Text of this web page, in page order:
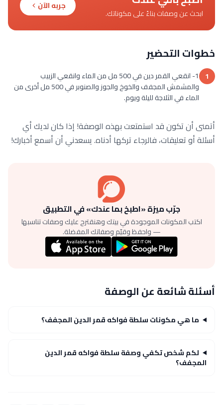
ابحث عن وصفات بناءً على مكوناتك.
جربه الآن
خطوات التحضير
1
1- انقعي القمر دين في 500 مل من الماء وانقعي الزبيب
والمشمش المجفف والخوخ والجوز والصنوبر في 500 مل أخرى من
الماء في الثلاجة لليلة ويوم.
أتمنى أن تكون قد استمتعت بهذه الوصفة! إذا كان لديك أي
أسئلة أو تعليقات، فالرجاء تركها أدناه. يسعدني أن أسمع أخبارك!
جرّب ميزة «اطبخ بما عندك» في التطبيق
اكتب المكونات الموجودة في بيتك وهنقترح عليك وصفات تناسبها
— واحفظ وقيّم وصفاتك المفضلة.
أسئلة شائعة عن الوصفة
ما هي مكونات سلطة فواكه قمر الدين المجفف؟
لكم شخص تكفي وصفة سلطة فواكه قمر الدين
المجفف؟